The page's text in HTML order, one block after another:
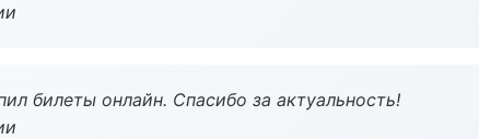
билеты онлайн. Спасибо за актуальность!